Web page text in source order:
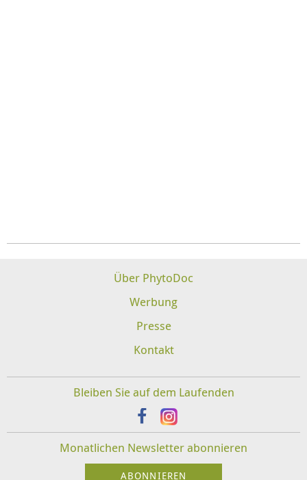
Über PhytoDoc
Werbung
Presse
Kontakt
Bleiben Sie auf dem Laufenden
Monatlichen Newsletter abonnieren